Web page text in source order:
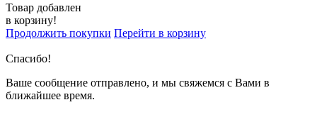
Товар добавлен
в корзину!
Продолжить покупки Перейти в корзину
Спасибо!
Ваше сообщение отправлено, и мы свяжемся с Вами в
ближайшее время.